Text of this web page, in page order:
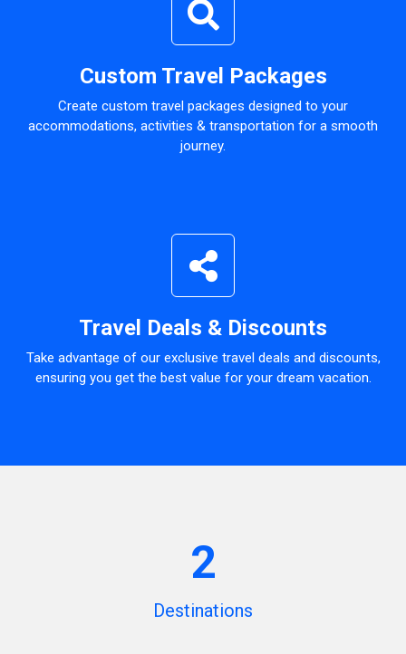
Custom Travel Packages
Create custom travel packages designed to your
accommodations, activities & transportation for a smooth
journey.
Travel Deals & Discounts
Take advantage of our exclusive travel deals and discounts,
ensuring you get the best value for your dream vacation.
2
Destinations